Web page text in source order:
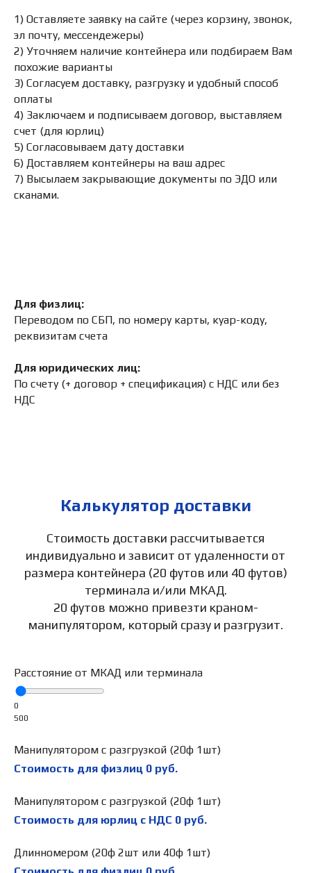
1) Оставляете заявку на сайте (через корзину, звонок,
эл почту, мессендежеры)
2) Уточняем наличие контейнера или подбираем Вам
похожие варианты
3) Согласуем доставку, разгрузку и удобный способ
оплаты
4) Заключаем и подписываем договор, выставляем
счет (для юрлиц)
5) Согласовываем дату доставки
6) Доставляем контейнеры на ваш адрес
7) Высылаем закрывающие документы по ЭДО или
сканами.
Для физлиц:
Переводом по СБП, по номеру карты, куар-коду,
реквизитам счета
Для юридических лиц:
По счету (+ договор + спецификация) с НДС или без
НДС
Калькулятор доставки
Стоимость доставки рассчитывается
индивидуально и зависит от удаленности от
размера контейнера (20 футов или 40 футов)
терминала и/или МКАД.
20 футов можно привезти краном-
манипулятором, который сразу и разгрузит.
Расстояние от МКАД или терминала
0
500
Манипулятором с разгрузкой (20ф 1шт)
Стоимость для физлиц 0 руб.
Манипулятором с разгрузкой (20ф 1шт)
Стоимость для юрлиц с НДС 0 руб.
Длинномером (20ф 2шт или 40ф 1шт)